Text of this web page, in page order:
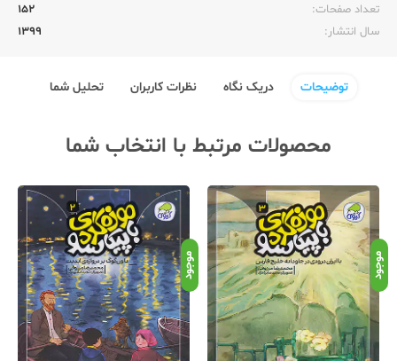
تعداد صفحات:‌
152
سال انتشار:‌
1399
توضیحات دریک نگاه نظرات کاربران تحلیل شما
محصولات مرتبط با انتخاب شما
موجود موجود